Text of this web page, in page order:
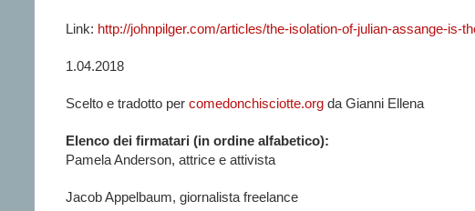
Link: http://johnpilger.com/articles/the-isolation-of-julian-assange-is-
1.04.2018
Scelto e tradotto per comedonchisciotte.org da Gianni Ellena
Elenco dei firmatari (in ordine alfabetico):
Pamela Anderson, attrice e attivista
Jacob Appelbaum, giornalista freelance